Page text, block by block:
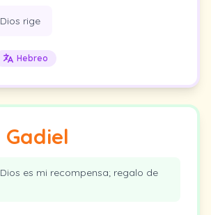
Dios rige
Hebreo
Gadiel
Dios es mi recompensa; regalo de